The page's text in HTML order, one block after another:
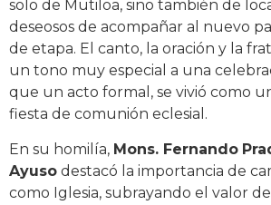
solo de Mutiloa, sino también de
deseosos de acompañar al nuevo
de etapa. El canto, la oración y la
un tono muy especial a una
que un acto formal, se vivió como
fiesta de comunión eclesial.
En su homilía, Mons. Fernando
Ayuso destacó la importancia de
como Iglesia, subrayando el valor